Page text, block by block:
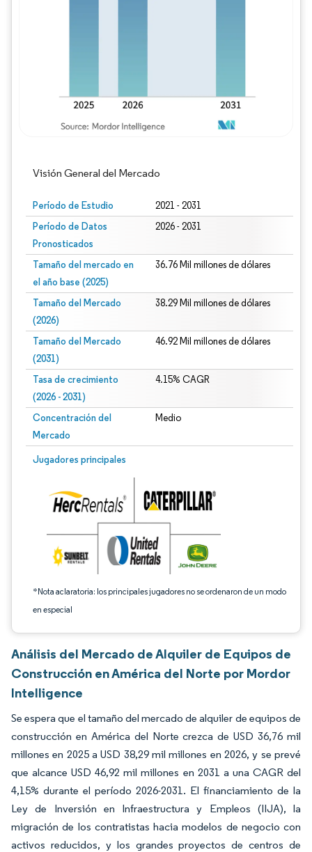
Visión General del Mercado
Período de Estudio 2021 - 2031
Período de Datos
Pronosticados
2026 - 2031
Tamaño del mercado en
el año base (2025)
36.76 Mil millones de dólares
Tamaño del Mercado
(2026)
38.29 Mil millones de dólares
Tamaño del Mercado
(2031)
46.92 Mil millones de dólares
Tasa de crecimiento
(2026 - 2031)
4.15% CAGR
Concentración del
Mercado
Medio
Jugadores principales
*Nota aclaratoria: los principales jugadores no se ordenaron de un modo
en especial
Imagen © Mordor Intelligence. El uso requiere atribución según CC BY 4.0.
Análisis del Mercado de Alquiler de Equipos de
Construcción en América del Norte por Mordor
Intelligence
Se espera que el tamaño del mercado de alquiler de equipos de
construcción en América del Norte crezca de USD 36,76 mil
millones en 2025 a USD 38,29 mil millones en 2026, y se prevé
que alcance USD 46,92 mil millones en 2031 a una CAGR del
4,15% durante el período 2026-2031. El financiamiento de la
Ley de Inversión en Infraestructura y Empleos (IIJA), la
migración de los contratistas hacia modelos de negocio con
activos reducidos, y los grandes proyectos de centros de